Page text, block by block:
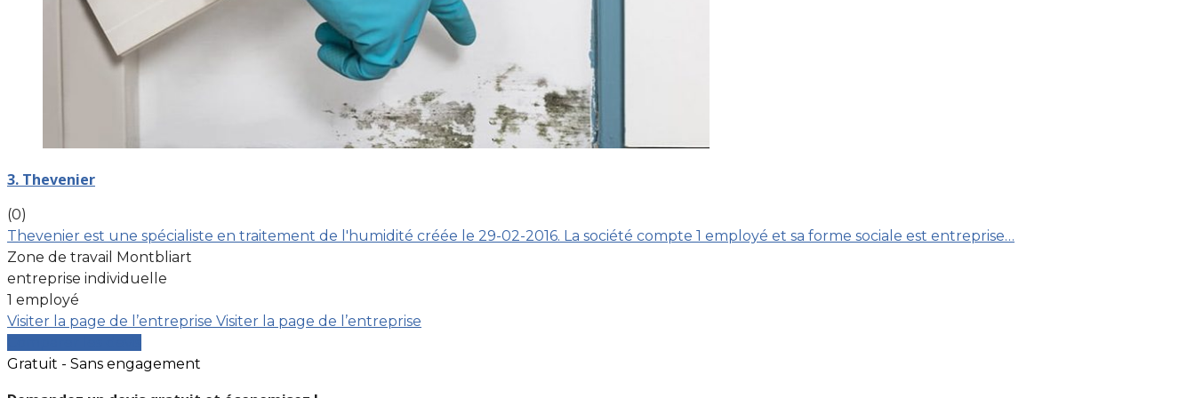
3. Thevenier
(0)
Thevenier est une spécialiste en traitement de l'humidité créée le 29-02-2016. La société compte 1 employé et sa forme sociale est entreprise…
Zone de travail Montbliart
entreprise individuelle
1 employé
Visiter la page de l’entreprise Visiter la page de l’entreprise
Gratuit - Sans engagement